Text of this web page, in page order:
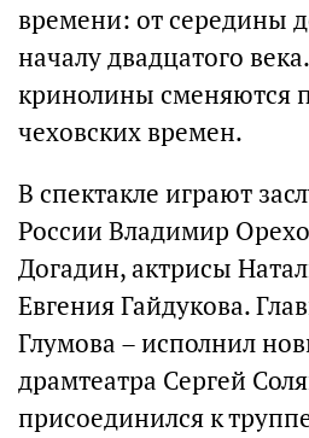
времени: от середины
началу двадцатого
кринолины сменяются
чеховских времен.
В спектакле играют
России Владимир
Догадин, актрисы
Евгения Гайдукова.
Глумова – исполнил
драмтеатра Сергей
присоединился к